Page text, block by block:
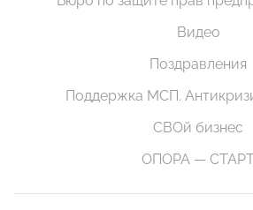
Видео
Поздравления
Поддержка МСП.
СВОй бизнес
ОПОРА —